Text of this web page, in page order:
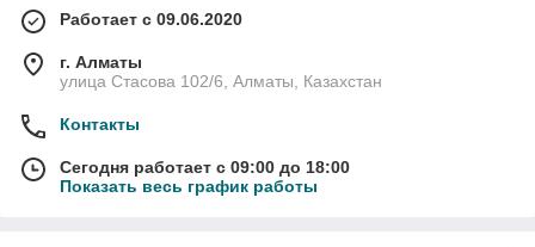
Работает с 09.06.2020
г. Алматы
улица Стасова 102/6, Алматы, Казахстан
Контакты
Сегодня работает с 09:00 до 18:00
Показать весь график работы